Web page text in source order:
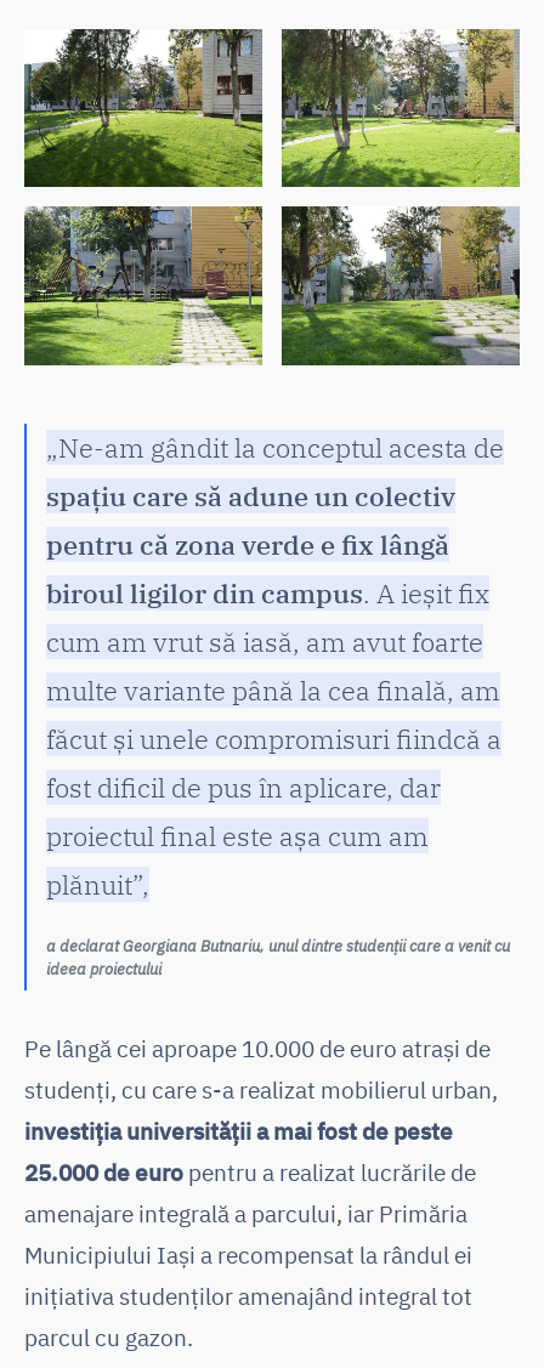
„Ne-am gândit la conceptul acesta de
spațiu care să adune un colectiv
pentru că zona verde e fix lângă
biroul ligilor din campus. A ieșit fix
cum am vrut să iasă, am avut foarte
multe variante până la cea finală, am
făcut și unele compromisuri fiindcă a
fost dificil de pus în aplicare, dar
proiectul final este așa cum am
plănuit”,
a declarat Georgiana Butnariu, unul dintre studenții care a venit cu
ideea proiectului
Pe lângă cei aproape 10.000 de euro atrași de
studenți, cu care s-a realizat mobilierul urban,
investiția universității a mai fost de peste
25.000 de euro pentru a realizat lucrările de
amenajare integrală a parcului, iar Primăria
Municipiului Iași a recompensat la rândul ei
inițiativa studenților amenajând integral tot
parcul cu gazon.